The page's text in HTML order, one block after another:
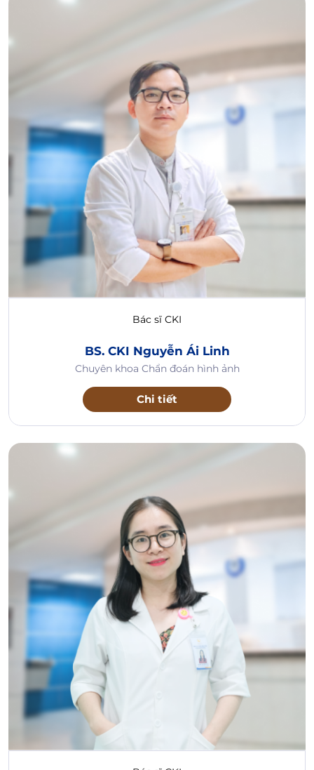
Bác sĩ CKI
BS. CKI Nguyễn Ái Linh
Chuyên khoa Chẩn đoán hình ảnh
Chi tiết